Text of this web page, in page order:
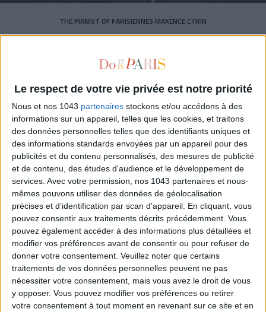
Le respect de votre vie privée est notre priorité
Nous et nos 1043 partenaires stockons et/ou accédons à des
informations sur un appareil, telles que les cookies, et traitons
des données personnelles telles que des identifiants uniques et
des informations standards envoyées par un appareil pour des
publicités et du contenu personnalisés, des mesures de publicité
et de contenu, des études d'audience et le développement de
services. Avec votre permission, nos 1043 partenaires et nous-
mêmes pouvons utiliser des données de géolocalisation
précises et d’identification par scan d'appareil. En cliquant, vous
pouvez consentir aux traitements décrits précédemment. Vous
pouvez également accéder à des informations plus détaillées et
modifier vos préférences avant de consentir ou pour refuser de
donner votre consentement. Veuillez noter que certains
traitements de vos données personnelles peuvent ne pas
nécessiter votre consentement, mais vous avez le droit de vous
y opposer. Vous pouvez modifier vos préférences ou retirer
votre consentement à tout moment en revenant sur ce site et en
THE PIANIST OF PARISIENNES MAXENCE CYRIN
CAVIAR ? NO, CHOCOLATE!